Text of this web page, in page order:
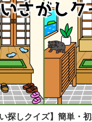
探しクイズ】簡単・